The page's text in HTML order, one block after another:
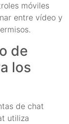
móviles
entre vídeo y
de
los
de chat
utiliza